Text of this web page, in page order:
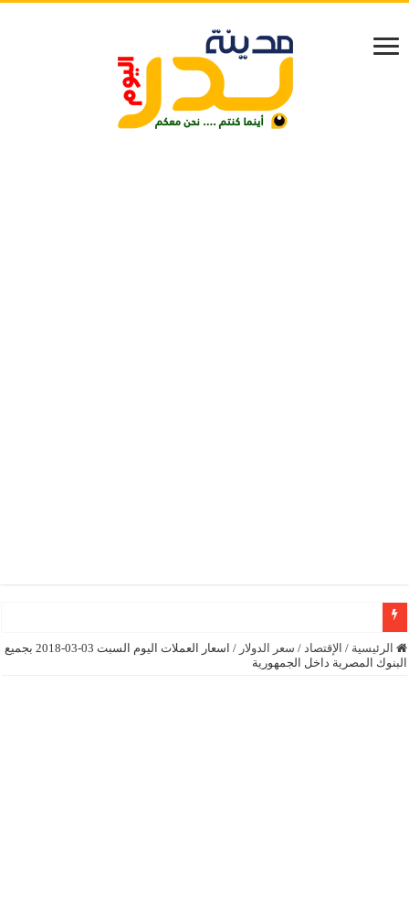
رئيسة المجلس الوطني الكونغولي رونا مكدانيل تدعو إلى التحلي بالصبر حتى
الرئيسية / الإقتصاد / سعر الدولار /
اسعار العملات اليوم السبت 03-03-2018 بجميع
البنوك المصرية داخل الجمهورية